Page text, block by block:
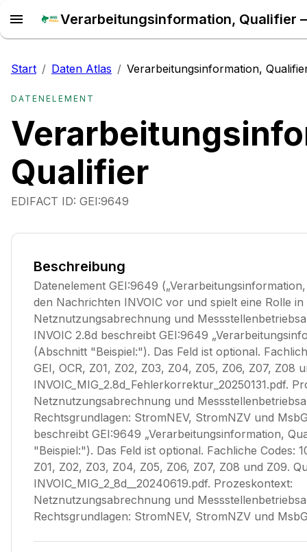
Verarbeitungsinformation, Qualifier
Start / Daten Atlas / Verarbeitungsinformation,
DATENELEMENT
Qualifier
EDIFACT ID: GEI:9649
Beschreibung
Datenelement GEI:9649
den Nachrichten INVOIC vor und spielt eine Rolle
Netznutzungsabrechnung und
INVOIC 2.8d beschreibt GEI:9649
(Abschnitt "Beispiel:"). Das Feld ist optional.
GEI, OCR, Z01, Z02, Z03, Z04, Z05, Z06, Z07, Z08
INVOIC_MIG_2.8d_Fehlerkorrektur_20250131.pdf.
Netznutzungsabrechnung und
Rechtsgrundlagen: StromNEV, StromNZV und
beschreibt GEI:9649 „Verarbeitungsinformation,
"Beispiel:"). Das Feld ist optional. Fachliche Codes:
Z01, Z02, Z03, Z04, Z05, Z06, Z07, Z08 und Z09.
INVOIC_MIG_2_8d__20240619.pdf. Prozeskontext:
Netznutzungsabrechnung und
Rechtsgrundlagen: StromNEV, StromNZV und